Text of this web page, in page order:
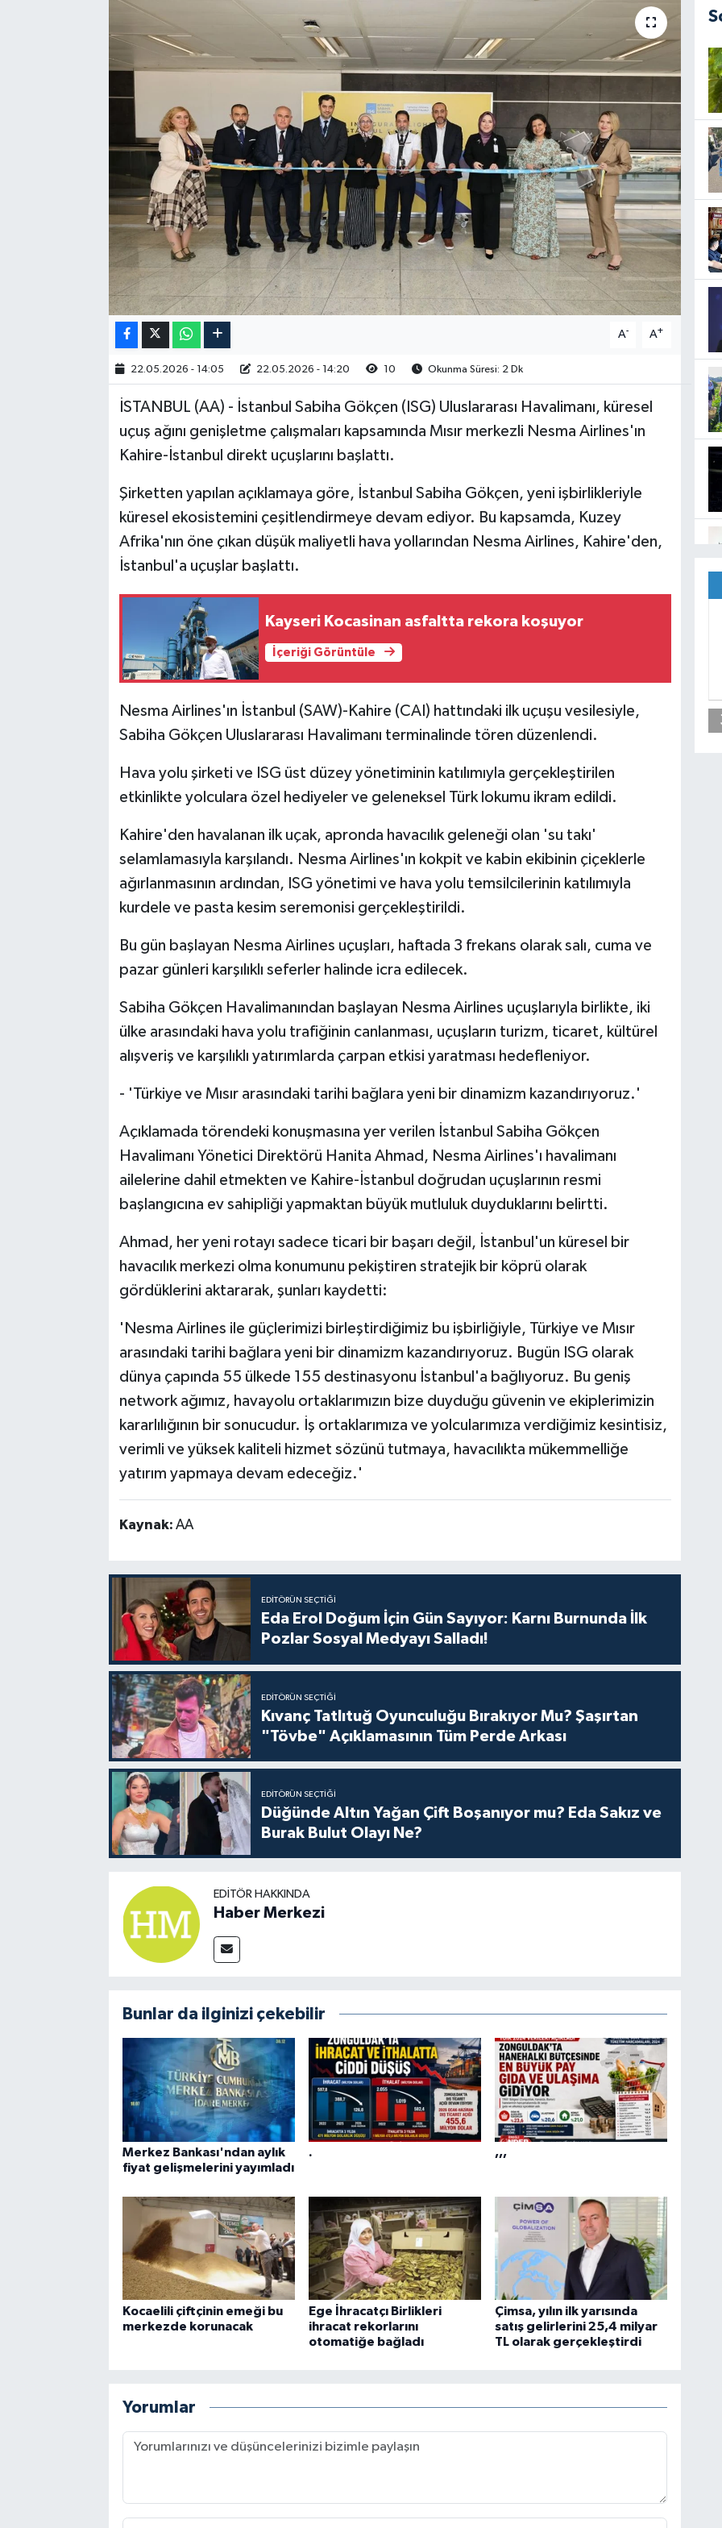
A- A+
22.05.2026 - 14:05 22.05.2026 - 14:20 10 Okunma Süresi: 2 Dk
İSTANBUL (AA) - İstanbul Sabiha Gökçen (ISG) Uluslararası Havalimanı, küresel
uçuş ağını genişletme çalışmaları kapsamında Mısır merkezli Nesma Airlines'ın
Kahire-İstanbul direkt uçuşlarını başlattı.
Şirketten yapılan açıklamaya göre, İstanbul Sabiha Gökçen, yeni işbirlikleriyle
küresel ekosistemini çeşitlendirmeye devam ediyor. Bu kapsamda, Kuzey
Afrika'nın öne çıkan düşük maliyetli hava yollarından Nesma Airlines, Kahire'den,
İstanbul'a uçuşlar başlattı.
Kayseri Kocasinan asfaltta rekora koşuyor
İçeriği Görüntüle
Nesma Airlines'ın İstanbul (SAW)-Kahire (CAI) hattındaki ilk uçuşu vesilesiyle,
Sabiha Gökçen Uluslararası Havalimanı terminalinde tören düzenlendi.
Hava yolu şirketi ve ISG üst düzey yönetiminin katılımıyla gerçekleştirilen
etkinlikte yolculara özel hediyeler ve geleneksel Türk lokumu ikram edildi.
Kahire'den havalanan ilk uçak, apronda havacılık geleneği olan 'su takı'
selamlamasıyla karşılandı. Nesma Airlines'ın kokpit ve kabin ekibinin çiçeklerle
ağırlanmasının ardından, ISG yönetimi ve hava yolu temsilcilerinin katılımıyla
kurdele ve pasta kesim seremonisi gerçekleştirildi.
Bu gün başlayan Nesma Airlines uçuşları, haftada 3 frekans olarak salı, cuma ve
pazar günleri karşılıklı seferler halinde icra edilecek.
Sabiha Gökçen Havalimanından başlayan Nesma Airlines uçuşlarıyla birlikte, iki
ülke arasındaki hava yolu trafiğinin canlanması, uçuşların turizm, ticaret, kültürel
alışveriş ve karşılıklı yatırımlarda çarpan etkisi yaratması hedefleniyor.
- 'Türkiye ve Mısır arasındaki tarihi bağlara yeni bir dinamizm kazandırıyoruz.'
Açıklamada törendeki konuşmasına yer verilen İstanbul Sabiha Gökçen
Havalimanı Yönetici Direktörü Hanita Ahmad, Nesma Airlines'ı havalimanı
ailelerine dahil etmekten ve Kahire-İstanbul doğrudan uçuşlarının resmi
başlangıcına ev sahipliği yapmaktan büyük mutluluk duyduklarını belirtti.
Ahmad, her yeni rotayı sadece ticari bir başarı değil, İstanbul'un küresel bir
havacılık merkezi olma konumunu pekiştiren stratejik bir köprü olarak
gördüklerini aktararak, şunları kaydetti:
'Nesma Airlines ile güçlerimizi birleştirdiğimiz bu işbirliğiyle, Türkiye ve Mısır
arasındaki tarihi bağlara yeni bir dinamizm kazandırıyoruz. Bugün ISG olarak
dünya çapında 55 ülkede 155 destinasyonu İstanbul'a bağlıyoruz. Bu geniş
network ağımız, havayolu ortaklarımızın bize duyduğu güvenin ve ekiplerimizin
kararlılığının bir sonucudur. İş ortaklarımıza ve yolcularımıza verdiğimiz kesintisiz,
verimli ve yüksek kaliteli hizmet sözünü tutmaya, havacılıkta mükemmelliğe
yatırım yapmaya devam edeceğiz.'
Kaynak: AA
EDITÖRÜN SEÇTIĞI
Eda Erol Doğum İçin Gün Sayıyor: Karnı Burnunda İlk
Pozlar Sosyal Medyayı Salladı!
EDITÖRÜN SEÇTIĞI
Kıvanç Tatlıtuğ Oyunculuğu Bırakıyor Mu? Şaşırtan
"Tövbe" Açıklamasının Tüm Perde Arkası
EDITÖRÜN SEÇTIĞI
Düğünde Altın Yağan Çift Boşanıyor mu? Eda Sakız ve
Burak Bulut Olayı Ne?
EDITÖR HAKKINDA
Haber Merkezi
Bunlar da ilginizi çekebilir
Merkez Bankası'ndan aylık
fiyat gelişmelerini yayımladı
. ,,,
Kocaelili çiftçinin emeği bu
merkezde korunacak
Ege İhracatçı Birlikleri
ihracat rekorlarını
otomatiğe bağladı
Çimsa, yılın ilk yarısında
satış gelirlerini 25,4 milyar
TL olarak gerçekleştirdi
Yorumlar